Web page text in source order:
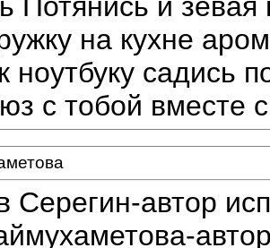
Потянись и зевая
на кухне
ноутбуку садись
с тобой вместе
Серегин-автор